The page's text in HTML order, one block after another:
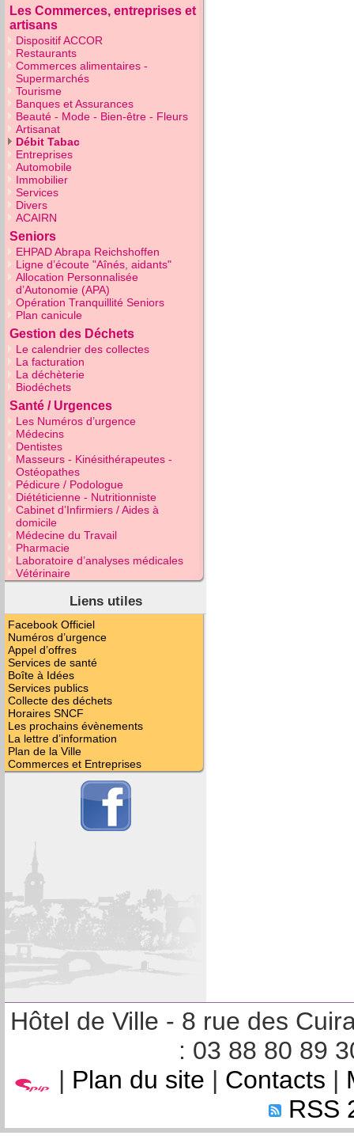
Les Commerces, entreprises et
artisans
Dispositif ACCOR
Restaurants
Commerces alimentaires -
Supermarchés
Tourisme
Banques et Assurances
Beauté - Mode - Bien-être - Fleurs
Artisanat
Débit Tabac
Entreprises
Automobile
Immobilier
Services
Divers
ACAIRN
Seniors
EHPAD Abrapa Reichshoffen
Ligne d’écoute "Aînés, aidants"
Allocation Personnalisée
d’Autonomie (APA)
Opération Tranquillité Seniors
Plan canicule
Gestion des Déchets
Le calendrier des collectes
La facturation
La déchèterie
Biodéchets
Santé / Urgences
Les Numéros d’urgence
Médecins
Dentistes
Masseurs - Kinésithérapeutes -
Ostéopathes
Pédicure / Podologue
Diététicienne - Nutritionniste
Cabinet d’Infirmiers / Aides à
domicile
Médecine du Travail
Pharmacie
Laboratoire d’analyses médicales
Vétérinaire
Liens utiles
Facebook Officiel
Numéros d’urgence
Appel d’offres
Services de santé
Boîte à Idées
Services publics
Collecte des déchets
Horaires SNCF
Les prochains évènements
La lettre d’information
Plan de la Ville
Commerces et Entreprises
Hôtel de Ville - 8 rue des
: 03 88 80 89
| Plan du site | Contacts |
RSS